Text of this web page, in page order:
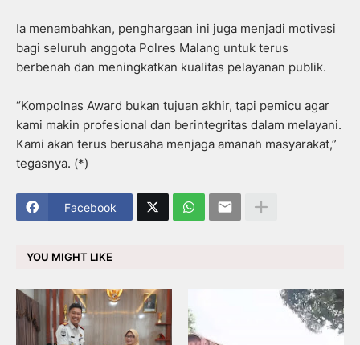
Ia menambahkan, penghargaan ini juga menjadi motivasi
bagi seluruh anggota Polres Malang untuk terus
berbenah dan meningkatkan kualitas pelayanan publik.
“Kompolnas Award bukan tujuan akhir, tapi pemicu agar
kami makin profesional dan berintegritas dalam melayani.
Kami akan terus berusaha menjaga amanah masyarakat,”
tegasnya. (*)
Facebook
YOU MIGHT LIKE